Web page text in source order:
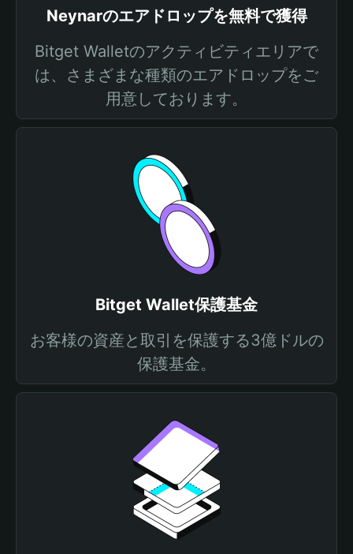
Neynarのエアドロップを無料で獲得
Bitget Walletのアクティビティエリアで
は、さまざまな種類のエアドロップをご
用意しております。
Bitget Wallet保護基金
お客様の資産と取引を保護する3億ドルの
保護基金。